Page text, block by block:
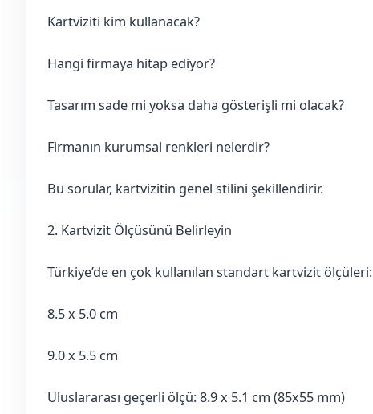
Kartviziti kim kullanacak?
Hangi firmaya hitap ediyor?
Tasarım sade mi yoksa daha gösterişli mi olacak?
Firmanın kurumsal renkleri nelerdir?
Bu sorular, kartvizitin genel stilini şekillendirir.
2. Kartvizit Ölçüsünü Belirleyin
Türkiye’de en çok kullanılan standart kartvizit ölçüleri:
8.5 x 5.0 cm
9.0 x 5.5 cm
Uluslararası geçerli ölçü: 8.9 x 5.1 cm (85x55 mm)